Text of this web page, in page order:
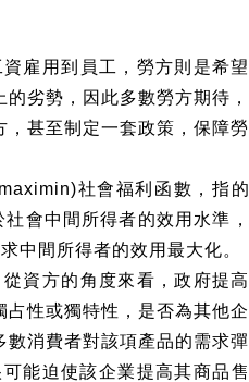
雇用到員工，勞方則是希望
劣勢，因此多數勞方期待，
甚至制定一套政策，保障勞
社會福利函數，指的
會中間所得者的效用水準，
中間所得者的效用最大化。
資方的角度來看，政府提高
性或獨特性，是否為其他企
消費者對該項產品的需求彈
能迫使該企業提高其商品售